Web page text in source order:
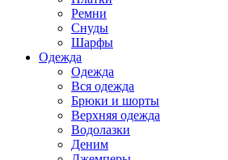
Ремни
Снуды
Шарфы
Одежда
Одежда
Вся одежда
Брюки и шорты
Верхняя одежда
Водолазки
Деним